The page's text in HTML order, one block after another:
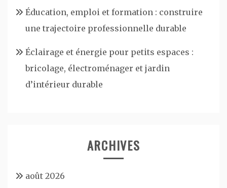
Éducation, emploi et formation : construire
une trajectoire professionnelle durable
Éclairage et énergie pour petits espaces :
bricolage, électroménager et jardin
d’intérieur durable
ARCHIVES
août 2026